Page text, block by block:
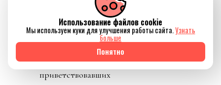
размеров Волдеморта,
Джанни, скуля, начал
репостить копирующие
текст друг друга посты
федераций,
приветствовавших
Использование файлов cookie
Мы используем куки для улучшения работы сайта.Узнать
больше
Понятно